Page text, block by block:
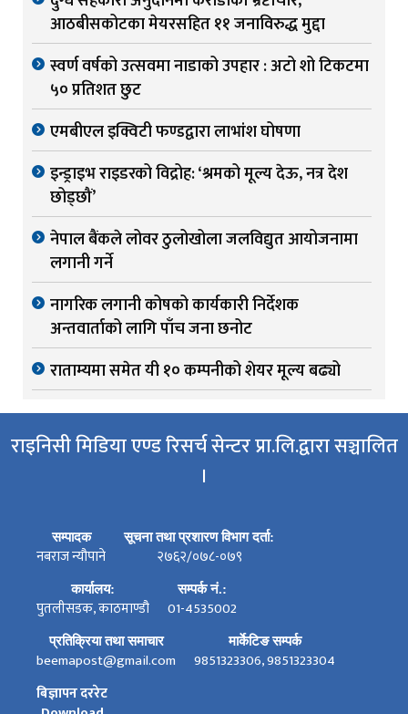
आठबीसकोटका मेयरसहित ११ जनाविरुद्ध मुद्दा
स्वर्ण वर्षको उत्सवमा नाडाको उपहार : अटो शो टिकटमा
५० प्रतिशत छुट
एमबीएल इक्विटी फण्डद्वारा लाभांश घोषणा
इन्ड्राइभ राइडरको विद्रोह: ‘श्रमको मूल्य देऊ, नत्र देश
छोड्छौं’
नेपाल बैंकले लोवर ठुलोखोला जलविद्युत आयोजनामा
लगानी गर्ने
नागरिक लगानी कोषको कार्यकारी निर्देशक
अन्तवार्ताको लागि पाँच जना छनोट
राताम्यमा समेत यी १० कम्पनीको शेयर मूल्य बढ्यो
राइनिसी मिडिया एण्ड रिसर्च सेन्टर प्रा.लि.द्वारा सञ्चालित
।
सम्पादक
नबराज न्यौपाने
सूचना तथा प्रशारण विभाग दर्ता:
२७६२/०७८-०७९
कार्यालय:
पुतलीसडक, काठमाण्डौ
सम्पर्क नं.:
01-4535002
प्रतिक्रिया तथा समाचार
beemapost@gmail.com
मार्केटिङ सम्पर्क
9851323306, 9851323304
बिज्ञापन दररेट